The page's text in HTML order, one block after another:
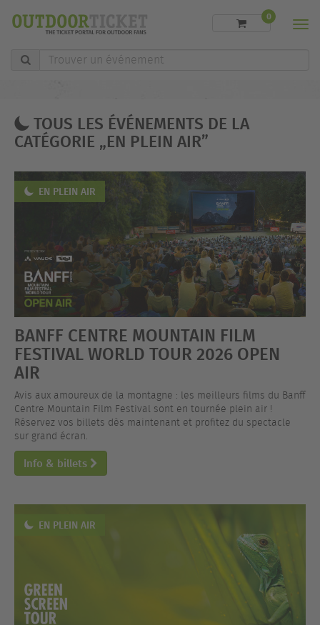
Trouver
0
TOUS LES ÉVÉNEMENTS DE LA
CATÉGORIE „EN PLEIN AIR”
EN PLEIN AIR
BANFF CENTRE MOUNTAIN FILM
FESTIVAL WORLD TOUR 2026 OPEN
AIR
Avis aux amoureux de la montagne : les meilleurs films du Banff
Centre Mountain Film Festival sont en tournée plein air !
Réservez vos billets dès maintenant et profitez du spectacle
sur grand écran.
Info & billets
EN PLEIN AIR